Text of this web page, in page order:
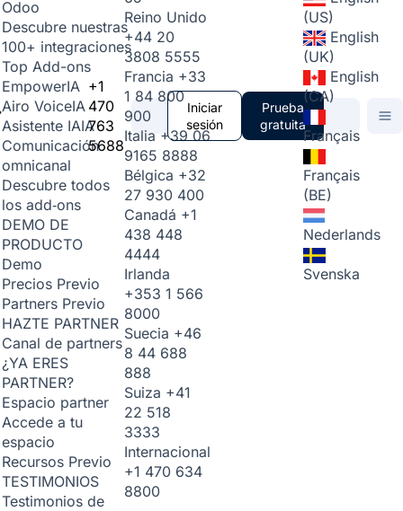
Odoo
Descubre nuestras
100+ integraciones
Top Add-ons
EmpowerIA
Airo VoiceIA
Asistente IAIA
Comunicación
omnicanal
Descubre todos
los add‑ons
DEMO DE
PRODUCTO
Demo
Precios Previo
Partners Previo
HAZTE PARTNER
Canal de partners
¿YA ERES
PARTNER?
Espacio partner
Accede a tu
espacio
Recursos Previo
TESTIMONIOS
Testimonios de
+1
470
763
5688
Reino Unido
+44 20
3808 5555
Francia +33
1 84 800
900
Italia +39 06
9165 8888
Bélgica +32
27 930 400
Canadá +1
438 448
4444
Irlanda
+353 1 566
8000
Suecia +46
8 44 688
888
Suiza +41
22 518
3333
Internacional
+1 470 634
8800
Iniciar
sesión
Prueba
gratuita
(US)
English
(UK)
English
(CA)
Français
Français
(BE)
Nederlands
Svenska